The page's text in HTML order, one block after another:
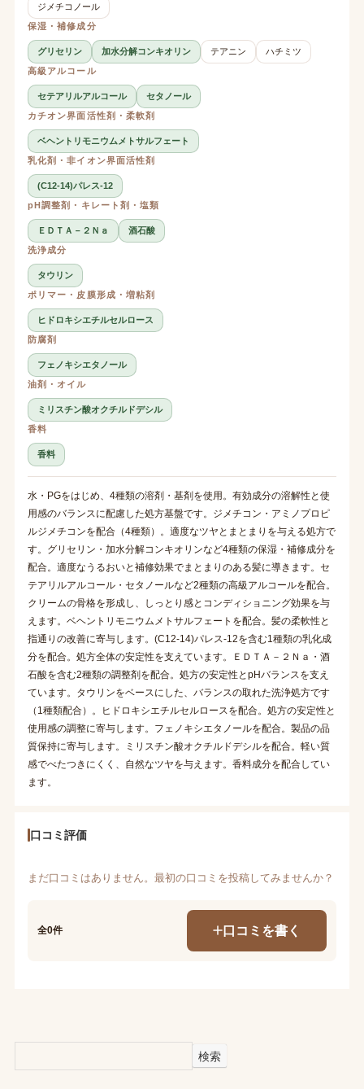
ジメチコノール
保湿・補修成分
グリセリン 加水分解コンキオリン テアニン
ハチミツ
高級アルコール
セテアリルアルコール
セタノール
カチオン界面活性剤・柔軟剤
ベヘントリモニウムメトサルフェート
乳化剤・非イオン界面活性剤
(C12-14)パレス-12
pH調整剤・キレート剤・塩類
ＥＤＴＡ－２Ｎａ
酒石酸
洗浄成分
タウリン
ポリマー・皮膜形成・増粘剤
ヒドロキシエチルセルロース
防腐剤
フェノキシエタノール
油剤・オイル
ミリスチン酸オクチルドデシル
香料
香料
水・PGをはじめ、4種類の溶剤・基剤を使用。有効成分の溶解性と使
用感のバランスに配慮した処方基盤です。ジメチコン・アミノプロピ
ルジメチコンを配合（4種類）。適度なツヤとまとまりを与える処方で
す。グリセリン・加水分解コンキオリンなど4種類の保湿・補修成分を
配合。適度なうるおいと補修効果でまとまりのある髪に導きます。セ
テアリルアルコール・セタノールなど2種類の高級アルコールを配合。
クリームの骨格を形成し、しっとり感とコンディショニング効果を与
えます。ベヘントリモニウムメトサルフェートを配合。髪の柔軟性と
指通りの改善に寄与します。(C12-14)パレス-12を含む1種類の乳化成
分を配合。処方全体の安定性を支えています。ＥＤＴＡ－２Ｎａ・酒
石酸を含む2種類の調整剤を配合。処方の安定性とpHバランスを支え
ています。タウリンをベースにした、バランスの取れた洗浄処方です
（1種類配合）。ヒドロキシエチルセルロースを配合。処方の安定性と
使用感の調整に寄与します。フェノキシエタノールを配合。製品の品
質保持に寄与します。ミリスチン酸オクチルドデシルを配合。軽い質
感でべたつきにくく、自然なツヤを与えます。香料成分を配合してい
ます。
口コミ評価
まだ口コミはありません。最初の口コミを投稿してみませんか？
全0件 口コミを書く
検索